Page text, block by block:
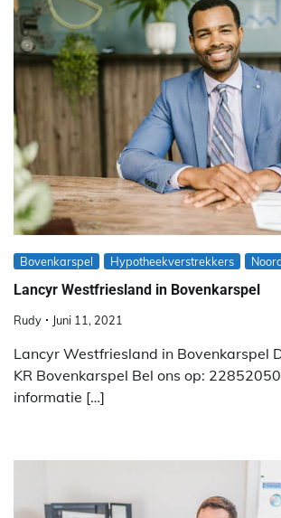
Bovenkarspel Hypotheekverstrekkers
Lancyr Westfriesland in Bovenkarspel
Rudy Juni 11, 2021
Lancyr Westfriesland in Bovenkarspel
KR Bovenkarspel Bel ons op:
informatie […]